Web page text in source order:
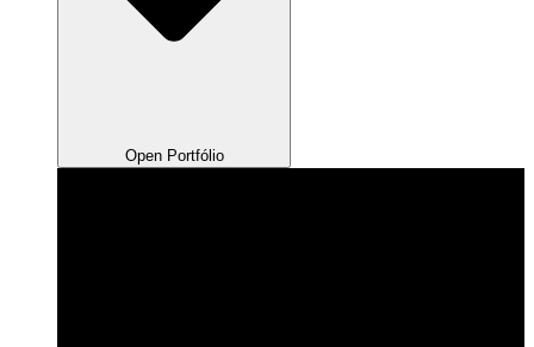
Open Portfólio